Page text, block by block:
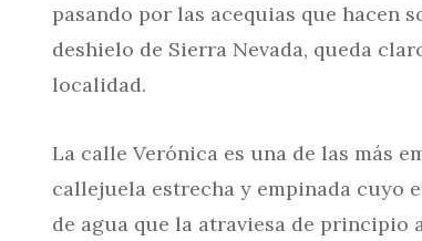
pasando por las acequias que hacen
deshielo de Sierra Nevada, queda
localidad.
La calle Verónica es una de las más
callejuela estrecha y empinada cuyo
de agua que la atraviesa de principio